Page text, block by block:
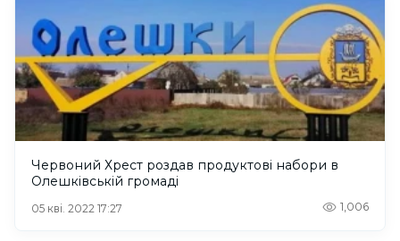
Червоний Хрест роздав продуктові набори в
Олешківській громаді
05 кві. 2022 17:27 1,006